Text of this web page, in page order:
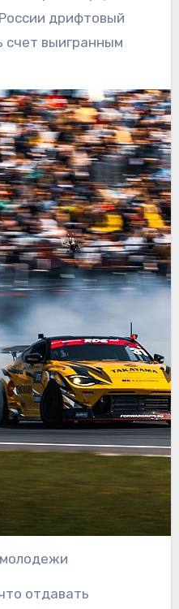
дрифтовый
счет выигранным
отдавать